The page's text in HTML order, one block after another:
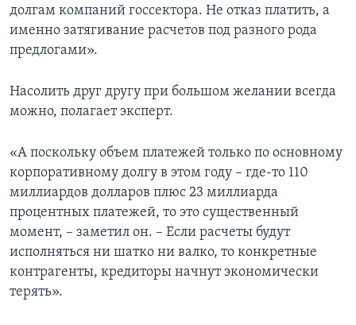
долгам компаний госсектора. Не отказ платить, а
именно затягивание расчетов под разного рода
предлогами».
Насолить друг другу при большом желании всегда
можно, полагает эксперт.
«А поскольку объем платежей только по основному
корпоративному долгу в этом году – где-то 110
миллиардов долларов плюс 23 миллиарда
процентных платежей, то это существенный
момент, – заметил он. – Если расчеты будут
исполняться ни шатко ни валко, то конкретные
контрагенты, кредиторы начнут экономически
терять».